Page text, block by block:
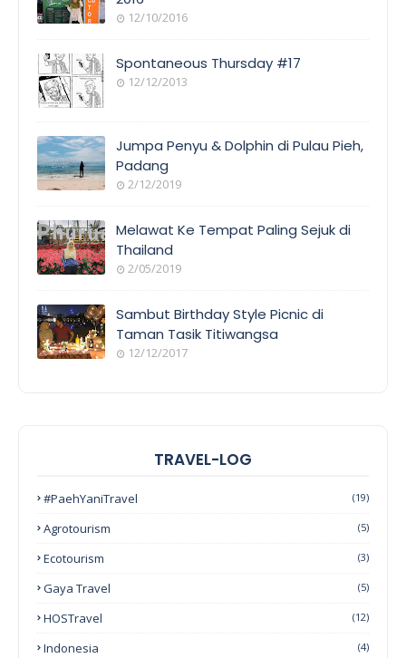
12/10/2016
Spontaneous Thursday #17
12/12/2013
Jumpa Penyu & Dolphin di Pulau Pieh,
Padang
2/12/2019
Melawat Ke Tempat Paling Sejuk di
Thailand
2/05/2019
Sambut Birthday Style Picnic di
Taman Tasik Titiwangsa
12/12/2017
TRAVEL-LOG
#PaehYaniTravel (19)
Agrotourism (5)
Ecotourism (3)
Gaya Travel (5)
HOSTravel (12)
Indonesia (4)